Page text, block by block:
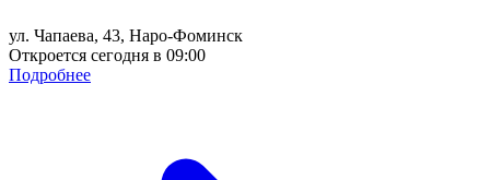
ул. Чапаева, 43, Наро-Фоминск
Откроется сегодня в 09:00
Подробнее